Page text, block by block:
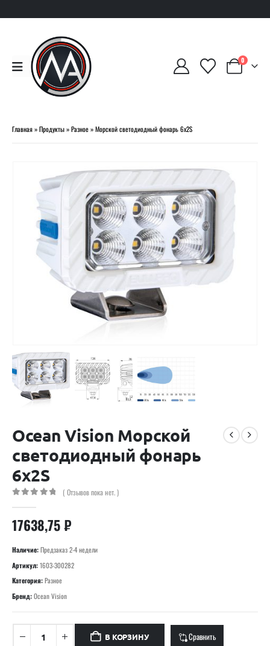
0
Главная»Продукты»Разное»Морской светодиодный фонарь 6х2S
Ocean Vision Морской
светодиодный фонарь
6х2S
( Отзывов пока нет. )
17638,75₽
Наличие:Предзаказ 2-4 недели
Артикул:1603-300282
Категория:Разное
Бренд:Ocean Vision
В КОРЗИНУ Сравнить